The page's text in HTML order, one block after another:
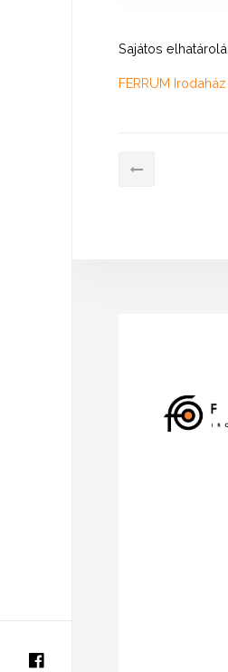
Sajátos
FERRUM Irodaház